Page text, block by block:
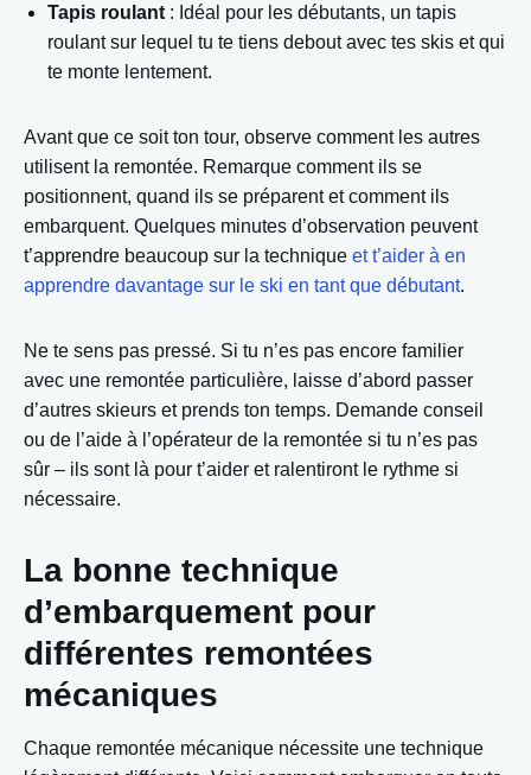
Tapis roulant : Idéal pour les débutants, un tapis
roulant sur lequel tu te tiens debout avec tes skis et qui
te monte lentement.
Avant que ce soit ton tour, observe comment les autres
utilisent la remontée. Remarque comment ils se
positionnent, quand ils se préparent et comment ils
embarquent. Quelques minutes d’observation peuvent
t’apprendre beaucoup sur la technique et t’aider à en
apprendre davantage sur le ski en tant que débutant.
Ne te sens pas pressé. Si tu n’es pas encore familier
avec une remontée particulière, laisse d’abord passer
d’autres skieurs et prends ton temps. Demande conseil
ou de l’aide à l’opérateur de la remontée si tu n’es pas
sûr – ils sont là pour t’aider et ralentiront le rythme si
nécessaire.
La bonne technique
d’embarquement pour
différentes remontées
mécaniques
Chaque remontée mécanique nécessite une technique